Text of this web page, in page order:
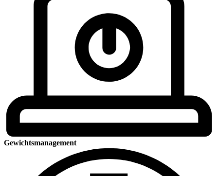
Gewichtsmanagement